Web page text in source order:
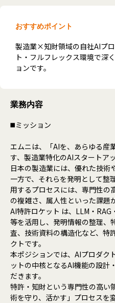
おすすめポイント
製造業×知財領域の自社AIプ
ト・フルフレックス環境で深
ョンです。
業務内容
◼️ミッション
エムニは、「AIを、あらゆる産
す、製造業特化のAIスタートアッ
日本の製造業には、優れた技術
一方で、それらを発明として整
用するプロセスには、専門性の
の複雑さ、属人性といった課題
AI特許ロケット は、LLM・
等を活用し、発明情報の整理、
査、技術資料の構造化など、特
クトです。
本ポジションでは、AIプロダク
ットの中核となるAI機能の設計
だきます。
特許・知財という専門性の高い
術を守り、活かす」プロセスを